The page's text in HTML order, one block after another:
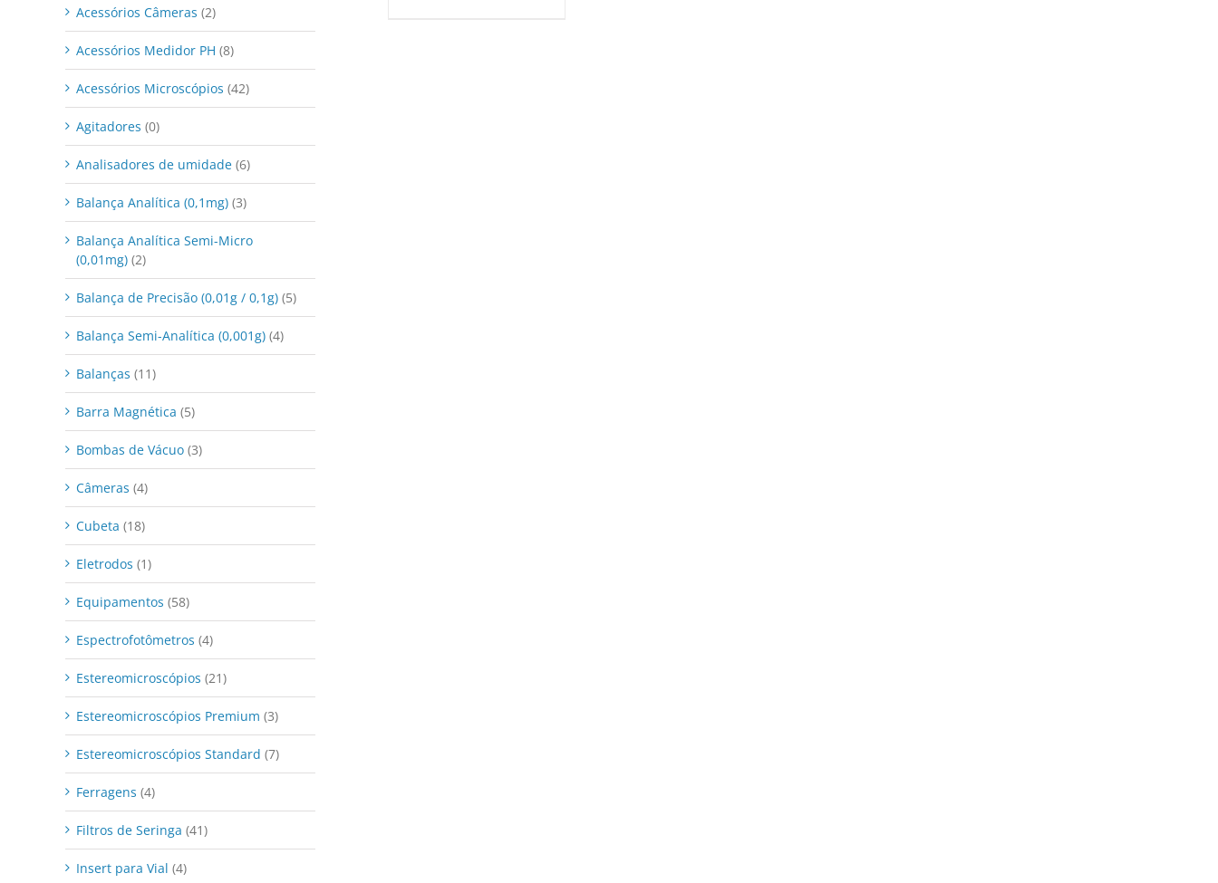
Acessórios Câmeras (2)
Acessórios Medidor PH (8)
Acessórios Microscópios (42)
Agitadores (0)
Analisadores de umidade (6)
Balança Analítica (0,1mg) (3)
Balança Analítica Semi-Micro
(0,01mg) (2)
Balança de Precisão (0,01g / 0,1g) (5)
Balança Semi-Analítica (0,001g) (4)
Balanças (11)
Barra Magnética (5)
Bombas de Vácuo (3)
Câmeras (4)
Cubeta (18)
Eletrodos (1)
Equipamentos (58)
Espectrofotômetros (4)
Estereomicroscópios (21)
Estereomicroscópios Premium (3)
Estereomicroscópios Standard (7)
Ferragens (4)
Filtros de Seringa (41)
Insert para Vial (4)